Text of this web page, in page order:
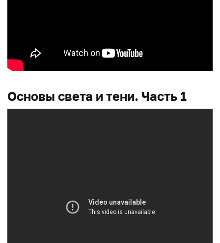
Основы света и тени. Часть 1